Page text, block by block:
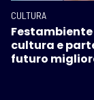
CULTURA
cultura e
futuro